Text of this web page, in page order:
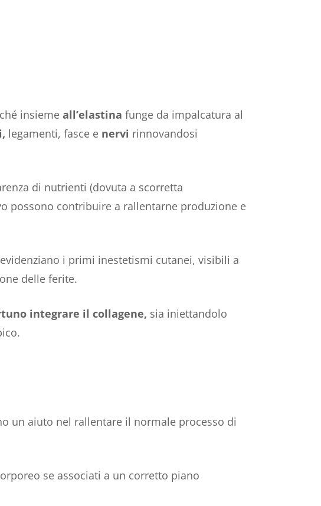
insieme all’elastina funge da impalcatura al
legamenti, fasce e nervi rinnovandosi
di nutrienti (dovuta a scorretta
possono contribuire a rallentarne produzione e
i primi inestetismi cutanei, visibili a
delle ferite.
integrare il collagene, sia iniettandolo
un aiuto nel rallentare il normale processo di
se associati a un corretto piano